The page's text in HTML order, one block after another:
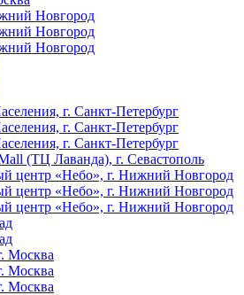
Новгород
Новгород
Новгород
г. Санкт-Петербург
г. Санкт-Петербург
г. Санкт-Петербург
(ТЦ Лаванда), г. Севастополь
центр «Небо», г. Нижний Новгород
центр «Небо», г. Нижний Новгород
центр «Небо», г. Нижний Новгород
Москва
Москва
Москва